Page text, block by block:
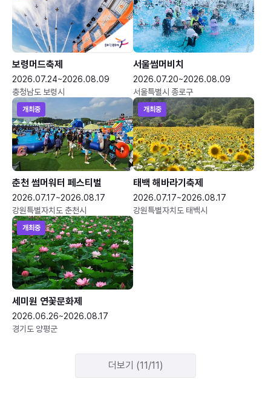
보령머드축제
2026.07.24~2026.08.09
충청남도 보령시
서울썸머비치
2026.07.20~2026.08.09
서울특별시 종로구
개최중
춘천 썸머워터 페스티벌
2026.07.17~2026.08.17
강원특별자치도 춘천시
개최중
태백 해바라기축제
2026.07.17~2026.08.17
강원특별자치도 태백시
개최중
세미원 연꽃문화제
2026.06.26~2026.08.17
경기도 양평군
더보기 (11/11)